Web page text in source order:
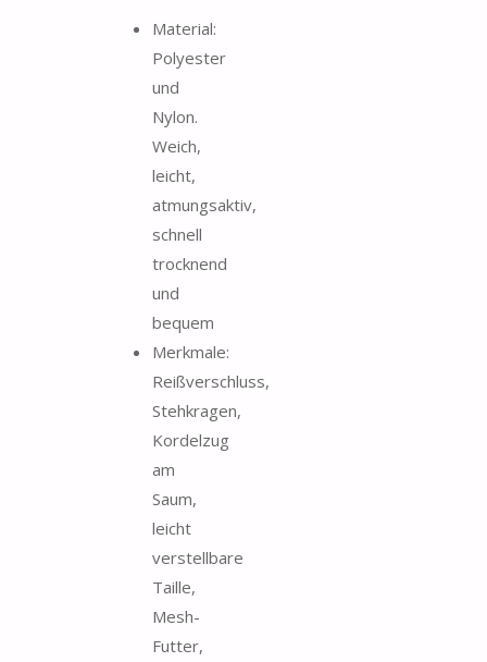
Material:
Polyester
und
Nylon.
Weich,
leicht,
atmungsaktiv,
schnell
trocknend
und
bequem
Merkmale:
Reißverschluss,
Stehkragen,
Kordelzug
am
Saum,
leicht
verstellbare
Taille,
Mesh-
Futter,